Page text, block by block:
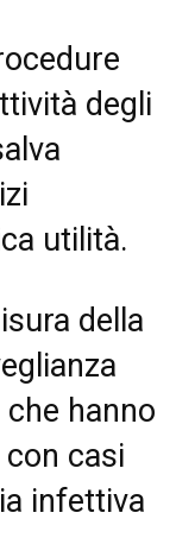
degli
utilità.
della
hanno
casi
infettiva